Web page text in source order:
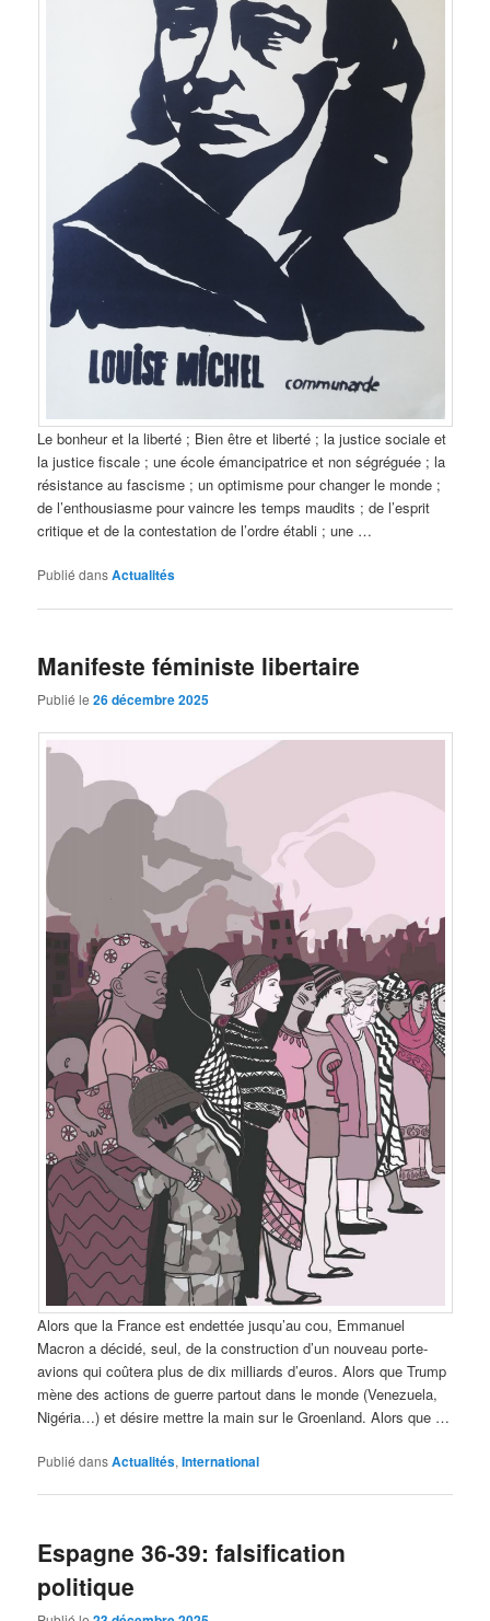
Le bonheur et la liberté ; Bien être et liberté ; la justice sociale et
la justice fiscale ; une école émancipatrice et non ségréguée ; la
résistance au fascisme ; un optimisme pour changer le monde ;
de l’enthousiasme pour vaincre les temps maudits ; de l’esprit
critique et de la contestation de l’ordre établi ; une …
Publié dansActualités
Manifeste féministe libertaire
Publié le26 décembre 2025
Alors que la France est endettée jusqu’au cou, Emmanuel
Macron a décidé, seul, de la construction d’un nouveau porte-
avions qui coûtera plus de dix milliards d’euros. Alors que Trump
mène des actions de guerre partout dans le monde (Venezuela,
Nigéria…) et désire mettre la main sur le Groenland. Alors que …
Publié dansActualités,International
Espagne 36-39: falsification
politique